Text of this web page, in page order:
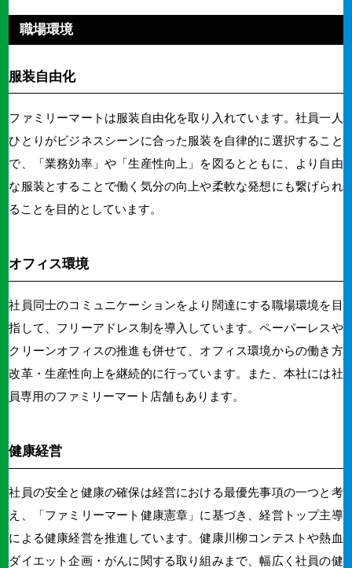
職場環境
服装自由化
ファミリーマートは服装自由化を取り入れています。 社員一人
ひとりがビジネスシーンに合った服装を自律的に選択すること
で、「業務効率」や「生産性向上」を図るとともに、より自由
な服装とすることで働く気分の向上や柔軟な発想にも繋げられ
ることを目的としています。
オフィス環境
社員同士のコミュニケーションをより闊達にする職場環境を目
指して、フリーアドレス制を導入しています。ペーパーレスや
クリーンオフィスの推進も併せて、オフィス環境からの働き方
改革・生産性向上を継続的に行っています。また、本社には社
員専用のファミリーマート店舗もあります。
健康経営
社員の安全と健康の確保は経営における最優先事項の一つと考
え、「ファミリーマート健康憲章」に基づき、経営トップ主導
による健康経営を推進しています。健康川柳コンテストや熱血
ダイエット企画・がんに関する取り組みまで、幅広く社員の健